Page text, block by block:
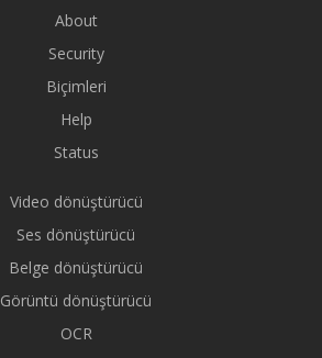
About
Security
Biçimleri
Help
Status
Video dönüştürücü
Ses dönüştürücü
Belge dönüştürücü
Görüntü dönüştürücü
OCR